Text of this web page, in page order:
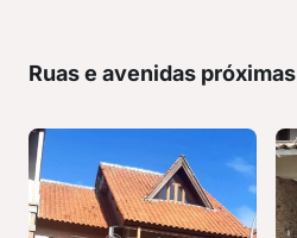
Ruas e avenidas próximas